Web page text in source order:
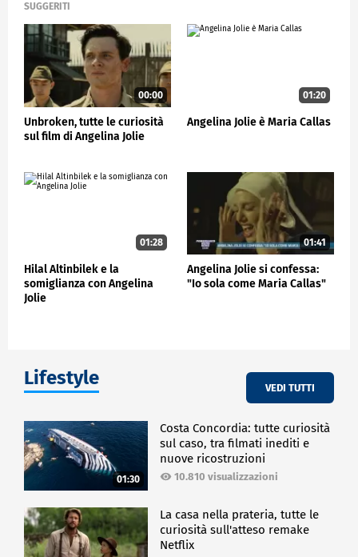
SUGGERITI
00:00
Unbroken, tutte le curiosità
sul film di Angelina Jolie
01:20
Angelina Jolie è Maria Callas
01:28
Hilal Altinbilek e la
somiglianza con Angelina
Jolie
01:41
Angelina Jolie si confessa:
"Io sola come Maria Callas"
Lifestyle VEDI TUTTI
01:30
Costa Concordia: tutte curiosità
sul caso, tra filmati inediti e
nuove ricostruzioni
10.810 visualizzazioni
La casa nella prateria, tutte le
curiosità sull'atteso remake
Netflix